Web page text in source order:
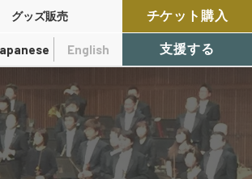
グッズ販売
English
チケット購入
支援する